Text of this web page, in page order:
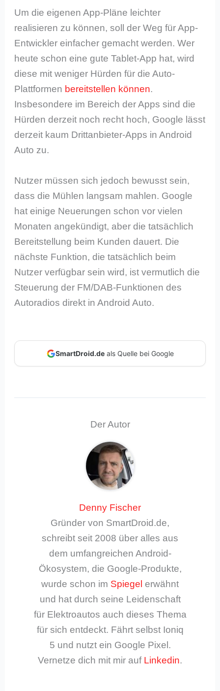
Um die eigenen App-Pläne leichter
realisieren zu können, soll der Weg für App-
Entwickler einfacher gemacht werden. Wer
heute schon eine gute Tablet-App hat, wird
diese mit weniger Hürden für die Auto-
Plattformen bereitstellen können.
Insbesondere im Bereich der Apps sind die
Hürden derzeit noch recht hoch, Google lässt
derzeit kaum Drittanbieter-Apps in Android
Auto zu.
Nutzer müssen sich jedoch bewusst sein,
dass die Mühlen langsam mahlen. Google
hat einige Neuerungen schon vor vielen
Monaten angekündigt, aber die tatsächlich
Bereitstellung beim Kunden dauert. Die
nächste Funktion, die tatsächlich beim
Nutzer verfügbar sein wird, ist vermutlich die
Steuerung der FM/DAB-Funktionen des
Autoradios direkt in Android Auto.
SmartDroid.deals Quelle bei Google
Der Autor
Denny Fischer
Gründer von SmartDroid.de,
schreibt seit 2008 über alles aus
dem umfangreichen Android-
Ökosystem, die Google-Produkte,
wurde schon im Spiegel erwähnt
und hat durch seine Leidenschaft
für Elektroautos auch dieses Thema
für sich entdeckt. Fährt selbst Ioniq
5 und nutzt ein Google Pixel.
Vernetze dich mit mir auf Linkedin.